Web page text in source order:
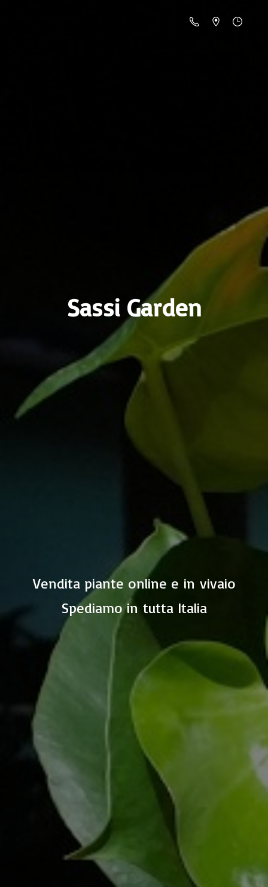
Sassi Garden
Vendita piante online e in vivaio
Spediamo in tutta Italia